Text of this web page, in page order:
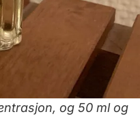
og 50 ml og